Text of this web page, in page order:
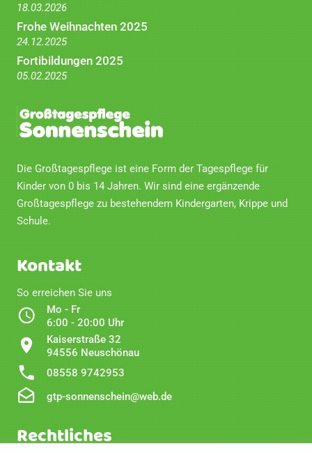
18.03.2026
Frohe Weihnachten 2025
24.12.2025
Fortibildungen 2025
05.02.2025
Die Großtagespflege ist eine Form der Tagespflege für
Kinder von 0 bis 14 Jahren. Wir sind eine ergänzende
Großtagespflege zu bestehendem Kindergarten, Krippe und
Schule.
Kontakt
So erreichen Sie uns
Mo - Fr
6:00 - 20:00 Uhr
Kaiserstraße 32
94556 Neuschönau
08558 9742953
gtp-sonnenschein@web.de
Rechtliches